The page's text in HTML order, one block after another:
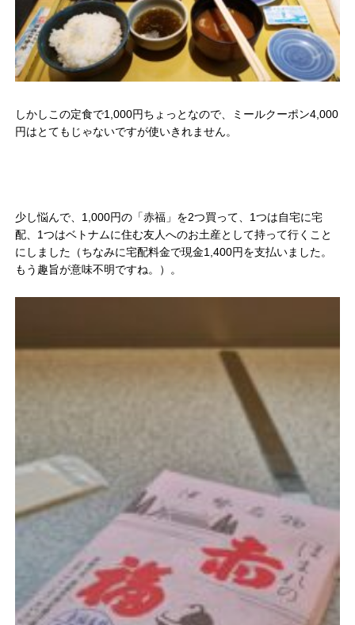
しかしこの定食で1,000円ちょっとなので、ミールクーポン4,000
円はとてもじゃないですが使いきれません。
少し悩んで、1,000円の「赤福」を2つ買って、1つは自宅に宅
配、1つはベトナムに住む友人へのお土産として持って行くこと
にしました（ちなみに宅配料金で現金1,400円を支払いました。
もう趣旨が意味不明ですね。）。